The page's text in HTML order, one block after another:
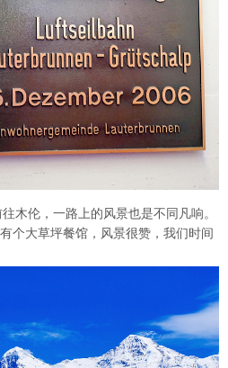
木伦，一路上的风景也是不同凡响。
个大草坪餐馆，风景很赞，我们时间